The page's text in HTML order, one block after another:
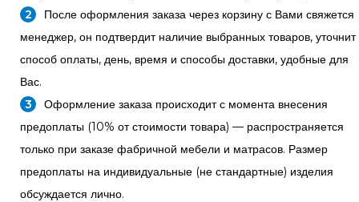
После оформления заказа через корзину с Вами свяжется
менеджер, он подтвердит наличие выбранных товаров, уточнит
способ оплаты, день, время и способы доставки, удобные для
Вас.
Оформление заказа происходит с момента внесения
предоплаты (10% от стоимости товара) — распространяется
только при заказе фабричной мебели и матрасов. Размер
предоплаты на индивидуальные (не стандартные) изделия
обсуждается лично.